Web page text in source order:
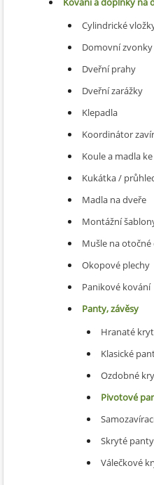
Cylindrické
Domovní zvonky
Dveřní prahy
Dveřní zarážky
Klepadla
Koordinátor
Koule a madla
Kukátka /
Madla na dveře
Montážní
Mušle na otočné
Okopové plechy
Panikové kování
Panty, závěsy
Hranaté
Klasické
Ozdobné
Pivotové
Skryté
Válečkové